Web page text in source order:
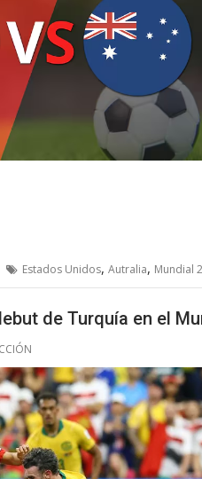
Estados Unidos, Autralia, Mundial
de Turquía en el